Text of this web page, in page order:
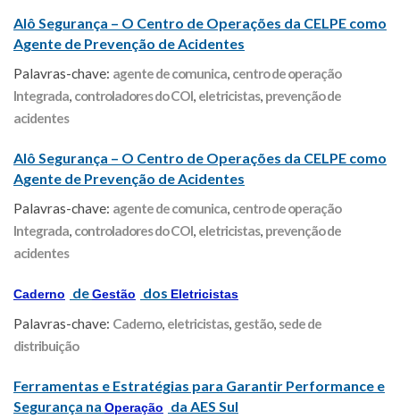
Alô Segurança – O Centro de Operações da CELPE como
Agente de Prevenção de Acidentes
Palavras-chave: agente de comunica, centro de operação
Integrada, controladores do COI, eletricistas, prevenção de
acidentes
Alô Segurança – O Centro de Operações da CELPE como
Agente de Prevenção de Acidentes
Palavras-chave: agente de comunica, centro de operação
Integrada, controladores do COI, eletricistas, prevenção de
acidentes
Caderno deGestão dos Eletricistas
Palavras-chave: Caderno, eletricistas, gestão, sede de
distribuição
Ferramentas e Estratégias para Garantir Performance e
Segurança na Operação da AES Sul